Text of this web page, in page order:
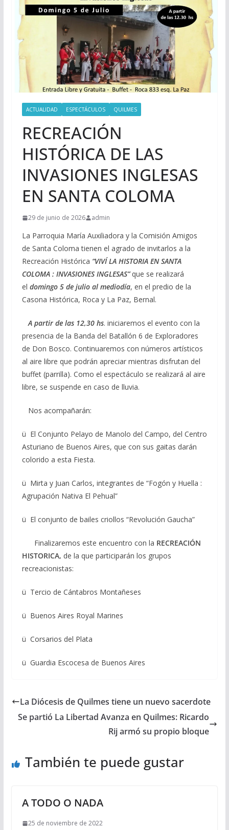
ACTUALIDAD ESPECTÁCULOS QUILMES
RECREACIÓN
HISTÓRICA DE LAS
INVASIONES INGLESAS
EN SANTA COLOMA
29 de junio de 2026 admin
La Parroquia María Auxiliadora y la Comisión Amigos
de Santa Coloma tienen el agrado de invitarlos a la
Recreación Histórica “VIVÍ LA HISTORIA EN SANTA
COLOMA : INVASIONES INGLESAS”que se realizará
el domingo 5 de julio al mediodía, en el predio de la
Casona Histórica, Roca y La Paz, Bernal.
A partir de las 12,30 hs. iniciaremos el evento con la
presencia de la Banda del Batallón 6 de Exploradores
de Don Bosco. Continuaremos con números artísticos
al aire libre que podrán apreciar mientras disfrutan del
buffet (parrilla). Como el espectáculo se realizará al aire
libre, se suspende en caso de lluvia.
Nos acompañarán:
ü El Conjunto Pelayo de Manolo del Campo, del Centro
Asturiano de Buenos Aires, que con sus gaitas darán
colorido a esta Fiesta.
ü Mirta y Juan Carlos, integrantes de “Fogón y Huella :
Agrupación Nativa El Pehual”
ü El conjunto de bailes criollos “Revolución Gaucha”
Finalizaremos este encuentro con la RECREACIÓN
HISTORICA, de la que participarán los grupos
recreacionistas:
ü Tercio de Cántabros Montañeses
ü Buenos Aires Royal Marines
ü Corsarios del Plata
ü Guardia Escocesa de Buenos Aires
La Diócesis de Quilmes tiene un nuevo sacerdote
Se partió La Libertad Avanza en Quilmes: Ricardo
Rij armó su propio bloque
También te puede gustar
A TODO O NADA
25 de noviembre de 2022